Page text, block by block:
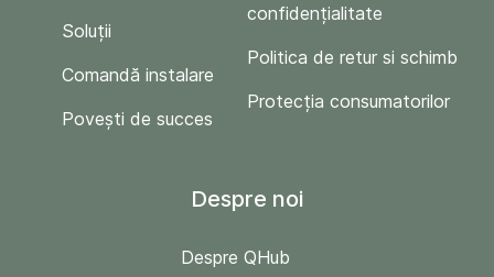
Soluții
Comandă instalare
Povești de succes
confidențialitate
Politica de retur si schimb
Protecția consumatorilor
Despre noi
Despre QHub